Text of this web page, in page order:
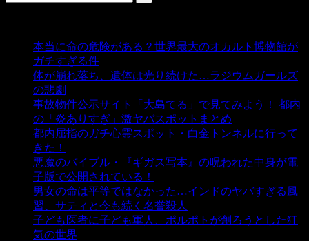
本当に命の危険がある？世界最大のオカルト博物館が
ガチすぎる件
体が崩れ落ち、遺体は光り続けた…ラジウムガールズ
の悲劇
事故物件公示サイト「大島てる」で見てみよう！ 都内
の「炎ありすぎ」激ヤバスポットまとめ
都内屈指のガチ心霊スポット・白金トンネルに行って
きた！
悪魔のバイブル・『ギガス写本』の呪われた中身が電
子版で公開されている！
男女の命は平等ではなかった…インドのヤバすぎる風
習、サティと今も続く名誉殺人
子ども医者に子ども軍人、ポルポトが創ろうとした狂
気の世界